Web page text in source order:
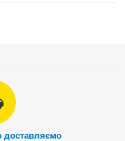
доставляємо